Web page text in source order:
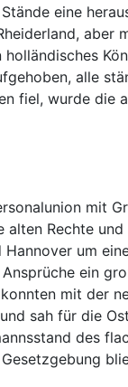
eine
aber
alle
fiel, wurde die
mit
alten Rechte
um
ein
mit der
sah für die
des